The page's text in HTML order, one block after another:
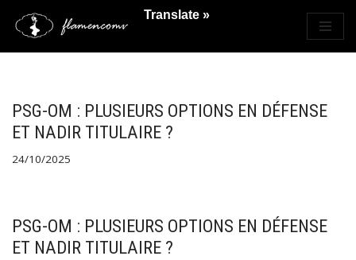
Saltar
PSG-OM : PLUSIEURS OPTIONS EN DÉFENSE
ET NADIR TITULAIRE ?
24/10/2025
PSG-OM : PLUSIEURS OPTIONS EN DÉFENSE
ET NADIR TITULAIRE ?
Translate »